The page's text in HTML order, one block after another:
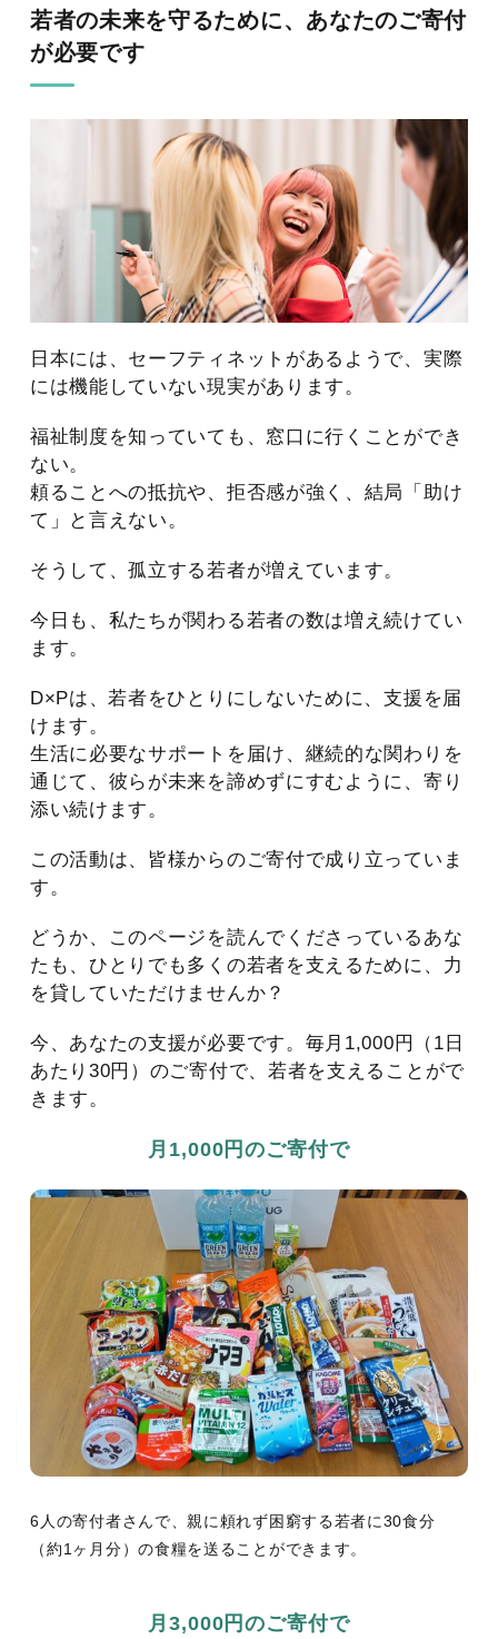
若者の未来を守るために、あなたのご寄付
が必要です
日本には、セーフティネットがあるようで、実際
には機能していない現実があります。
福祉制度を知っていても、窓口に行くことができ
ない。
頼ることへの抵抗や、拒否感が強く、結局「助け
て」と言えない。
そうして、孤立する若者が増えています。
今日も、私たちが関わる若者の数は増え続けてい
ます。
D×Pは、若者をひとりにしないために、支援を届
けます。
生活に必要なサポートを届け、継続的な関わりを
通じて、彼らが未来を諦めずにすむように、寄り
添い続けます。
この活動は、皆様からのご寄付で成り立っていま
す。
どうか、このページを読んでくださっているあな
たも、ひとりでも多くの若者を支えるために、力
を貸していただけませんか？
今、あなたの支援が必要です。毎月1,000円（1日
あたり30円）のご寄付で、若者を支えることがで
きます。
月1,000円のご寄付で
6人の寄付者さんで、親に頼れず困窮する若者に30食分
（約1ヶ月分）の食糧を送ることができます。
月3,000円のご寄付で